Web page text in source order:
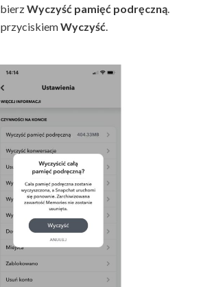
Wyczyść pamięć podręczną.
Wyczyść.